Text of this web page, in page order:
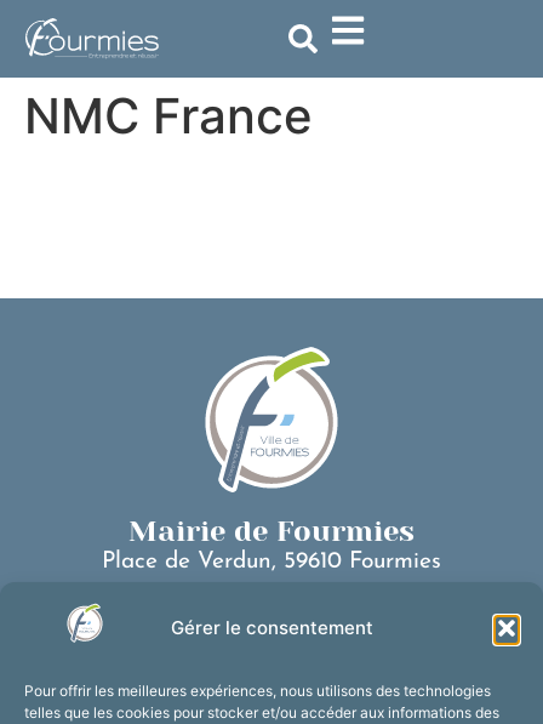
Gérer le consentement
Pour offrir les meilleures expériences, nous utilisons des technologies
telles que les cookies pour stocker et/ou accéder aux informations des
principal
NMC France
Mairie de Fourmies
Place de Verdun, 59610 Fourmies
Nous contacter
Du lundi au vendredi :